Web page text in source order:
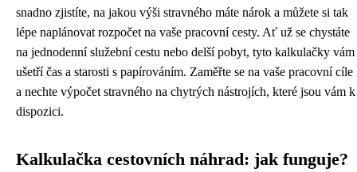
snadno zjistíte, na jakou výši stravného máte nárok a můžete si tak
lépe naplánovat rozpočet na vaše pracovní cesty. Ať už se chystáte
na jednodenní služební cestu nebo delší pobyt, tyto kalkulačky vám
ušetří čas a starosti s papírováním. Zaměřte se na vaše pracovní cíle
a nechte výpočet stravného na chytrých nástrojích, které jsou vám k
dispozici.
Kalkulačka cestovních náhrad: jak funguje?